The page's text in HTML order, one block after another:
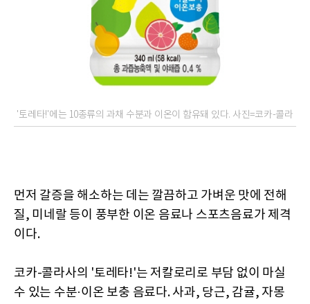
'토레타!'에는 10종류의 과채 수분과 이온이 함유돼 있다. 사진=코카-콜라
먼저 갈증을 해소하는 데는 깔끔하고 가벼운 맛에 전해
질, 미네랄 등이 풍부한 이온 음료나 스포츠음료가 제격
이다.
코카-콜라사의 '토레타!'는 저칼로리로 부담 없이 마실
수 있는 수분·이온 보충 음료다. 사과, 당근, 감귤, 자몽